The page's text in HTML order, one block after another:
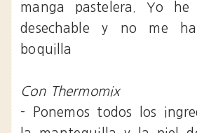
manga pastelera. Yo
desechable y no me
boquilla
Con Thermomix
- Ponemos todos los